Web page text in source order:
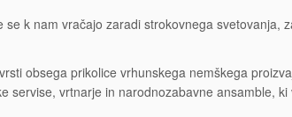
k nam vračajo zaradi strokovnega svetovanja,
obsega prikolice vrhunskega nemškega
vrtnarje in narodnozabavne ansamble,